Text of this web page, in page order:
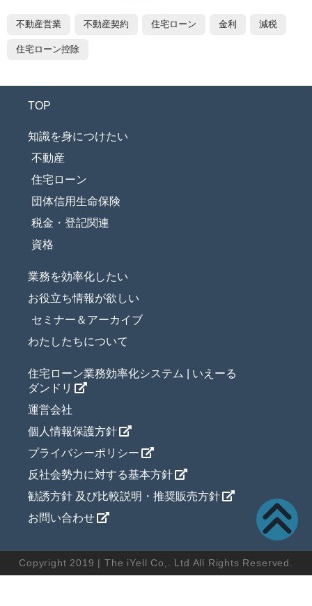
不動産営業 不動産契約 住宅ローン 金利 減税
住宅ローン控除
TOP
知識を身につけたい
不動産
住宅ローン
団体信用生命保険
税金・登記関連
資格
業務を効率化したい
お役立ち情報が欲しい
セミナー＆アーカイブ
わたしたちについて
住宅ローン業務効率化システム | いえーる
ダンドリ
運営会社
個人情報保護方針
プライバシーポリシー
反社会勢力に対する基本方針
勧誘方針 及び比較説明・推奨販売方針
お問い合わせ
Copyright 2019 | The iYell Co,. Ltd All Rights Reserved.